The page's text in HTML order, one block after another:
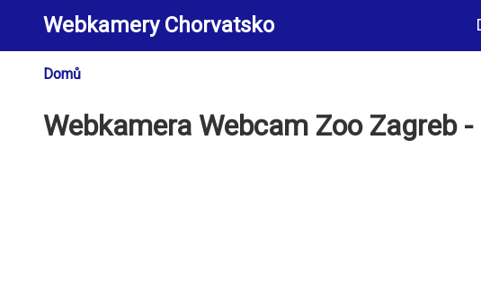
Webkamery Chorvatsko
navigace
Domů
Webkamera Webcam Zoo Zagreb